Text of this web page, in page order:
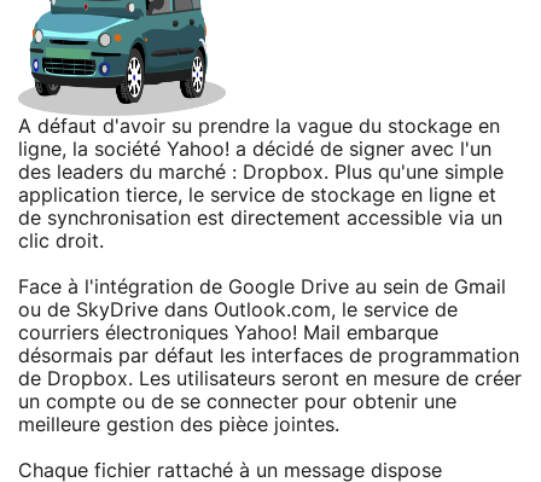
A défaut d'avoir su prendre la vague du stockage en
ligne, la société Yahoo! a décidé de signer avec l'un
des leaders du marché : Dropbox. Plus qu'une simple
application tierce, le service de stockage en ligne et
de synchronisation est directement accessible via un
clic droit.
Face à l'intégration de Google Drive au sein de Gmail
ou de SkyDrive dans Outlook.com, le service de
courriers électroniques Yahoo! Mail embarque
désormais par défaut les interfaces de programmation
de Dropbox. Les utilisateurs seront en mesure de créer
un compte ou de se connecter pour obtenir une
meilleure gestion des pièce jointes.
Chaque fichier rattaché à un message dispose